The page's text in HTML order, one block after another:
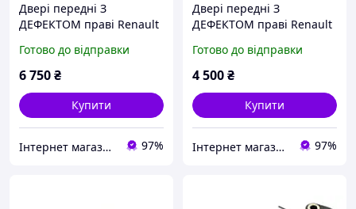
Двері передні З
ДЕФЕКТОМ праві Renault
Готово до відправки
6 750₴
Купити
Інтернет магазин "Автозапчастини" 97%
Двері передні З
ДЕФЕКТОМ праві Renault
Готово до відправки
4 500₴
Купити
Інтернет магазин "Автозапчастини" 97%